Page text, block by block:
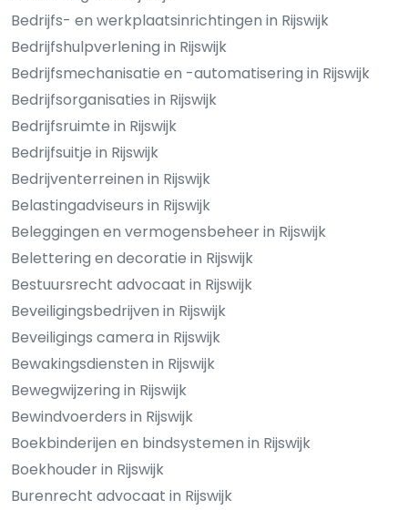
Bedrijfs- en werkplaatsinrichtingen in Rijswijk
Bedrijfshulpverlening in Rijswijk
Bedrijfsmechanisatie en -automatisering in Rijswijk
Bedrijfsorganisaties in Rijswijk
Bedrijfsruimte in Rijswijk
Bedrijfsuitje in Rijswijk
Bedrijventerreinen in Rijswijk
Belastingadviseurs in Rijswijk
Beleggingen en vermogensbeheer in Rijswijk
Belettering en decoratie in Rijswijk
Bestuursrecht advocaat in Rijswijk
Beveiligingsbedrijven in Rijswijk
Beveiligings camera in Rijswijk
Bewakingsdiensten in Rijswijk
Bewegwijzering in Rijswijk
Bewindvoerders in Rijswijk
Boekbinderijen en bindsystemen in Rijswijk
Boekhouder in Rijswijk
Burenrecht advocaat in Rijswijk